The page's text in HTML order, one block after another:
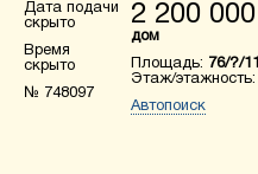
Дата подачи
скрыто
Время
скрыто
№ 748097
2 200 000
дом
Площадь: 76/?/11
Этаж/этажность:
Автопоиск